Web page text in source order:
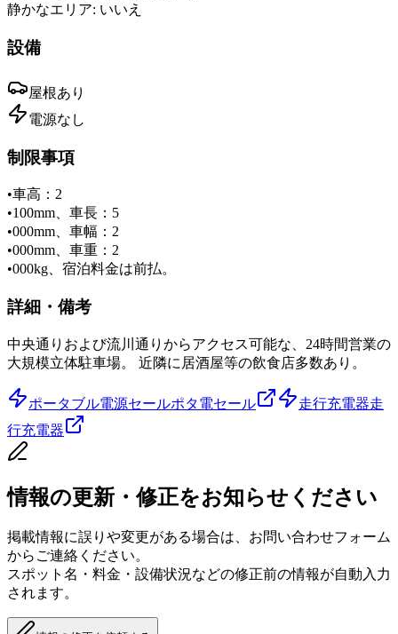
静かなエリア: いいえ
設備
屋根あり
電源なし
制限事項
•車高：2
•100mm、車長：5
•000mm、車幅：2
•000mm、車重：2
•000kg、宿泊料金は前払。
詳細・備考
中央通りおよび流川通りからアクセス可能な、24時間営業の
大規模立体駐車場。 近隣に居酒屋等の飲食店多数あり。
ポータブル電源セールポタ電セール 走行充電器走
行充電器
情報の更新・修正をお知らせください
掲載情報に誤りや変更がある場合は、お問い合わせフォーム
からご連絡ください。
スポット名・料金・設備状況などの修正前の情報が自動入力
されます。